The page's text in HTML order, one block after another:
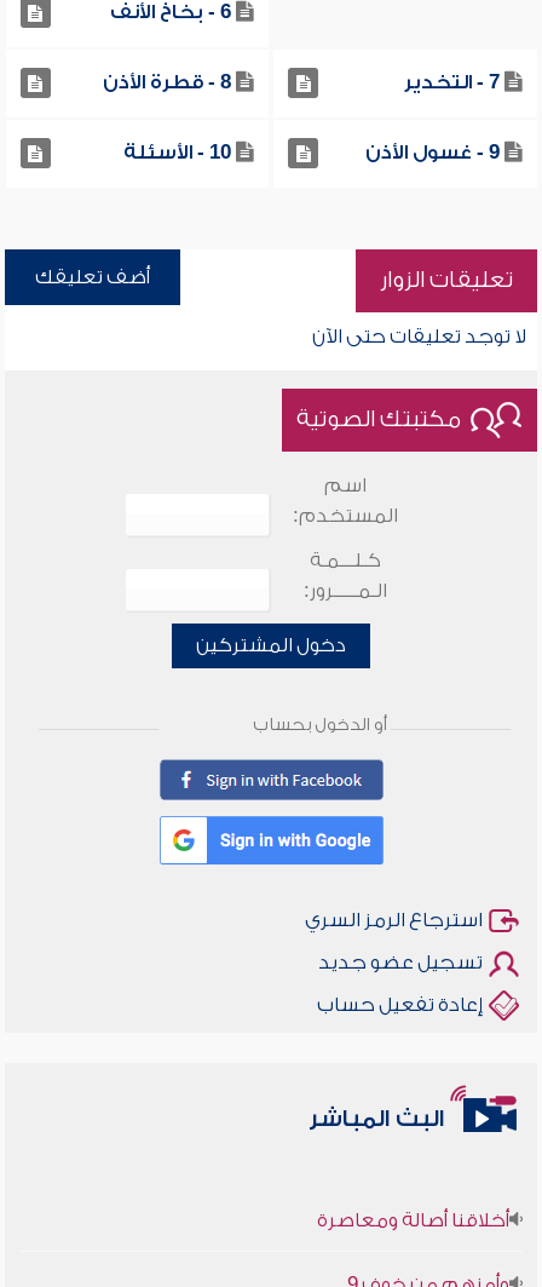
6 - بخاخ الأنف
7 - التخدير 8 - قطرة الأذن
9 - غسول الأذن 10 - الأسئلة
تعليقات الزوار أضف تعليقك
لا توجد تعليقات حتى الآن
مكتبتك الصوتية
اسم
المستخدم:
كـلـــمـة
الـمـــــرور:
دخول المشتركين
أو الدخول بحساب
استرجاع الرمز السري
تسجيل عضو جديد
إعادة تفعيل حساب
البث المباشر
أخلاقنا أصالة ومعاصرة
وأمنهم من خوف 9